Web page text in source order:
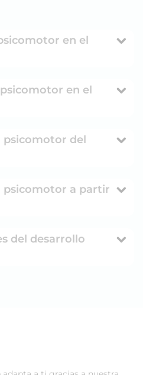
en el
en el
psicomotor del
psicomotor a partir
del desarrollo